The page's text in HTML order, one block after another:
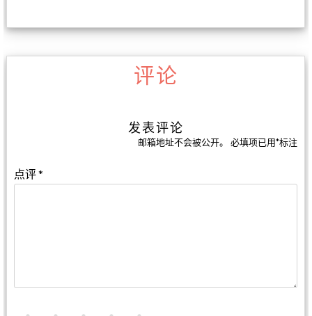
评论
发表评论
邮箱地址不会被公开。 必填项已用*标注
点评*